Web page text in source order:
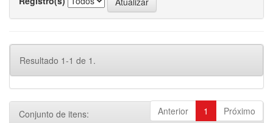
Resultado 1-1 de 1.
Anterior 1 Próximo
Conjunto de itens: